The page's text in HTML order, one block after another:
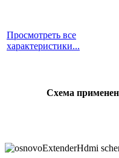
Просмотреть все
характеристики...
Схема